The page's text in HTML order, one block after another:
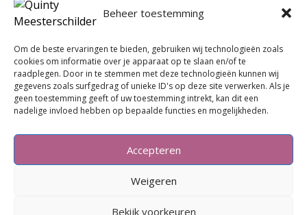
Beheer toestemming
Om de beste ervaringen te bieden, gebruiken wij technologieën zoals
cookies om informatie over je apparaat op te slaan en/of te
raadplegen. Door in te stemmen met deze technologieën kunnen wij
gegevens zoals surfgedrag of unieke ID's op deze site verwerken. Als je
geen toestemming geeft of uw toestemming intrekt, kan dit een
nadelige invloed hebben op bepaalde functies en mogelijkheden.
Accepteren
Weigeren
Bekijk voorkeuren
MEER INFORMATIE
Privacybeleid
Algemene Voorwaarden
Veelgestelde vragen
Verkooppunten Kunst Cadeau Artikelen
van de workshops!